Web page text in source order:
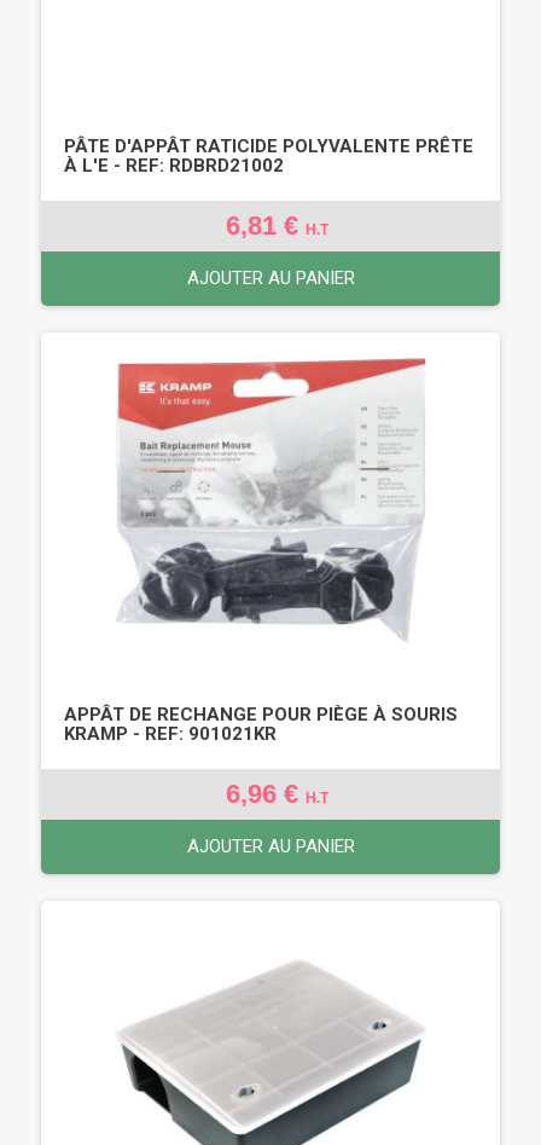
PÂTE D'APPÂT RATICIDE POLYVALENTE PRÊTE
À L'E - REF: RDBRD21002
6,81 € H.T
AJOUTER AU PANIER
APPÂT DE RECHANGE POUR PIÈGE À SOURIS
KRAMP - REF: 901021KR
6,96 € H.T
AJOUTER AU PANIER